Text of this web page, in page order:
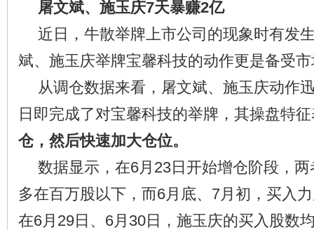
屠文斌、施玉庆7天暴赚2亿
近日，牛散举牌上市公司的现象时有发
斌、施玉庆举牌宝馨科技的动作更是备受
从调仓数据来看，屠文斌、施玉庆动作
日即完成了对宝馨科技的举牌，其操盘特
仓，然后快速加大仓位。
数据显示，在6月23日开始增仓阶段，
多在百万股以下，而6月底、7月初，买入
在6月29日、6月30日，施玉庆的买入股数